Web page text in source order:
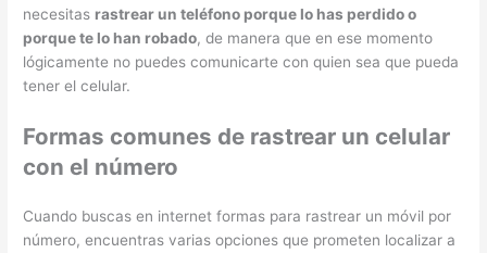
necesitas rastrear un teléfono porque lo has perdido o
porque te lo han robado, de manera que en ese momento
lógicamente no puedes comunicarte con quien sea que pueda
tener el celular.
Formas comunes de rastrear un celular
con el número
Cuando buscas en internet formas para rastrear un móvil por
número, encuentras varias opciones que prometen localizar a